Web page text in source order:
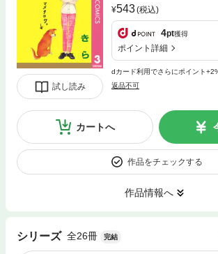
試し読み
543(税込)
4pt獲得
ポイント詳細
dカード利用でさらにポイント
返品不可
カートへ
作品をチェックする
作品情報へ
シリーズ 全26冊 完結